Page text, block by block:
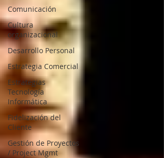
Comunicación
Cultura
organizacional
Desarrollo Personal
Estrategia Comercial
Estrategias
Tecnología
Informática
Fidelización del
Cliente
Gestión de Proyectos
/ Project Mgmt